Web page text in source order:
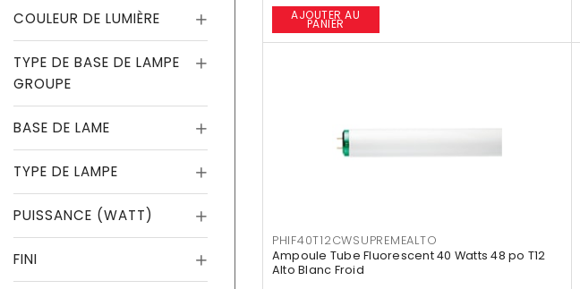
COULEUR DE LUMIÈRE
TYPE DE BASE DE LAMPE
GROUPE
BASE DE LAME
TYPE DE LAMPE
PUISSANCE (WATT)
FINI
AJOUTER AU
PANIER
PHIF40T12CWSUPREMEALTO
Ampoule Tube Fluorescent 40 Watts 48 po T12
Alto Blanc Froid